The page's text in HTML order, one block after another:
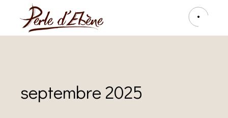
septembre 2025